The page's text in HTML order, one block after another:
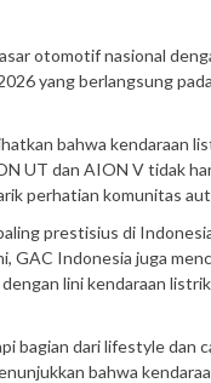
otomotif nasional
yang berlangsung
bahwa kendaraan
UT dan AION V tidak
perhatian komunitas
prestisius di
GAC Indonesia juga
lini kendaraan
bagian dari lifestyle dan
bahwa